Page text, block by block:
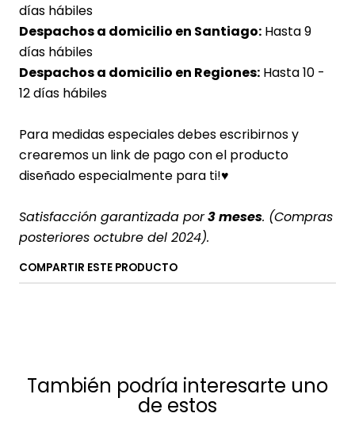
días hábiles
Despachos a domicilio en Santiago: Hasta 9
días hábiles
Despachos a domicilio en Regiones: Hasta 10 -
12 días hábiles
Para medidas especiales debes escribirnos y
crearemos un link de pago con el producto
diseñado especialmente para ti!♥
Satisfacción garantizada por3 meses. (Compras
posteriores octubre del 2024).
COMPARTIR ESTE PRODUCTO
También podría interesarte uno
de estos